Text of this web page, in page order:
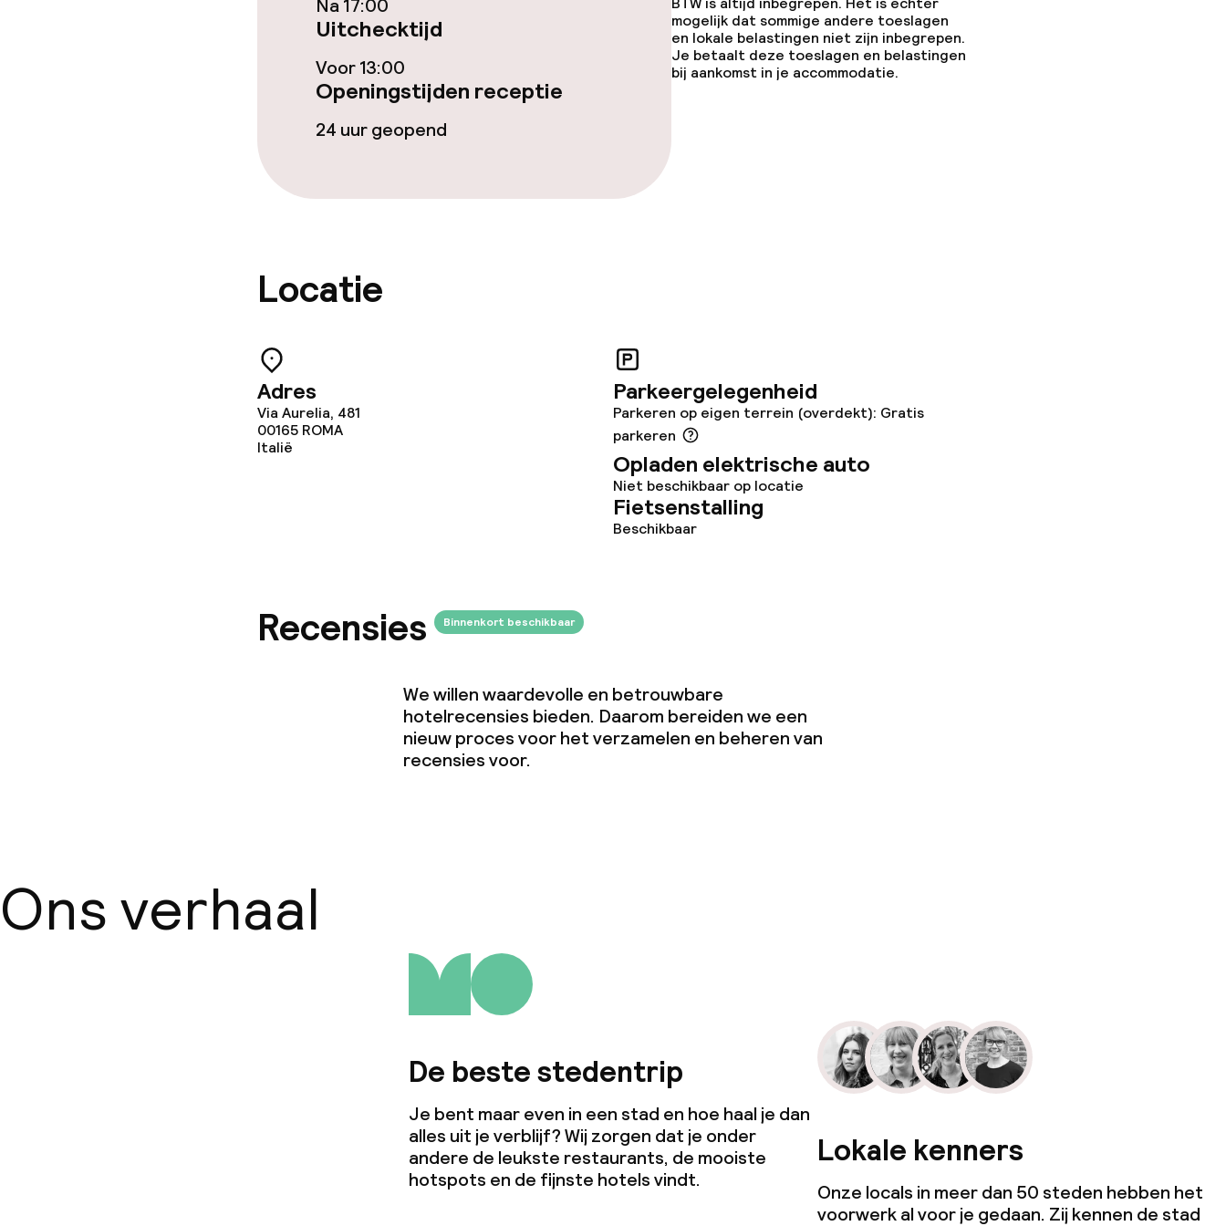
Glutenvrije opties
Faciliteiten en diensten voor kinderen
Wasservice
Zakelijke faciliteiten
Conferentieruimte
Vergaderruimte
Na 17:00
Uitchecktijd
Voor 13:00
Openingstijden receptie
24 uur geopend
mogelijk dat sommige andere toeslagen
en lokale belastingen niet zijn inbegrepen.
Je betaalt deze toeslagen en belastingen
bij aankomst in je accommodatie.
Locatie
Adres
Via Aurelia, 481
00165 ROMA
Italië
Parkeergelegenheid
Parkeren op eigen terrein (overdekt): Gratis
parkeren
Opladen elektrische auto
Niet beschikbaar op locatie
Fietsenstalling
Beschikbaar
Recensies Binnenkort beschikbaar
We willen waardevolle en betrouwbare
hotelrecensies bieden. Daarom bereiden we een
nieuw proces voor het verzamelen en beheren van
recensies voor.
Ons verhaal
De beste stedentrip
Je bent maar even in een stad en hoe haal je dan
alles uit je verblijf? Wij zorgen dat je onder
andere de leukste restaurants, de mooiste
hotspots en de fijnste hotels vindt.
Lokale kenners
Onze locals in meer dan 50 steden hebben het
voorwerk al voor je gedaan. Zij kennen de stad